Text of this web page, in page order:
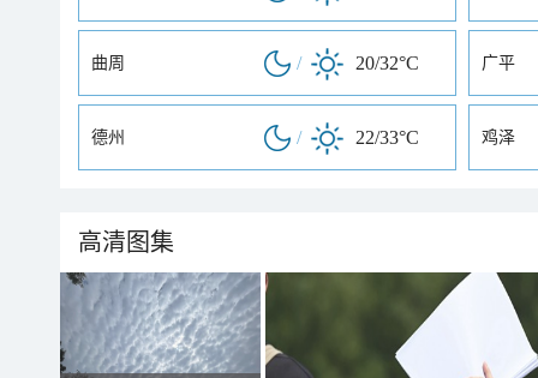
曲周 / 20/32°C 广平
德州 / 22/33°C 鸡泽
高清图集